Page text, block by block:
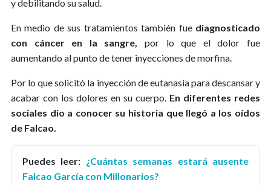
y debilitando su salud.
En medio de sus tratamientos también fue diagnosticado
con cáncer en la sangre, por lo que el dolor fue
aumentando al punto de tener inyecciones de morfina.
Por lo que solicitó la inyección de eutanasia para descansar y
acabar con los dolores en su cuerpo. En diferentes redes
sociales dio a conocer su historia que llegó a los oídos
de Falcao.
Puedes leer: ¿Cuántas semanas estará ausente
Falcao García con Millonarios?